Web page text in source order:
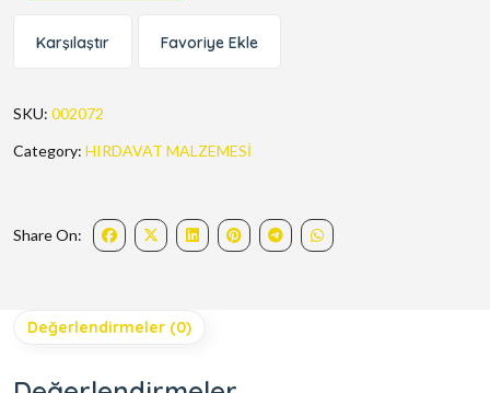
Karşılaştır Favoriye Ekle
SKU: 002072
Category: HIRDAVAT MALZEMESİ
Share On:
Değerlendirmeler (0)